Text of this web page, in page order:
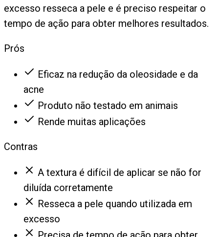
excesso resseca a pele e é preciso respeitar o
tempo de ação para obter melhores resultados.
Prós
Eficaz na redução da oleosidade e da
acne
Produto não testado em animais
Rende muitas aplicações
Contras
A textura é difícil de aplicar se não for
diluída corretamente
Resseca a pele quando utilizada em
excesso